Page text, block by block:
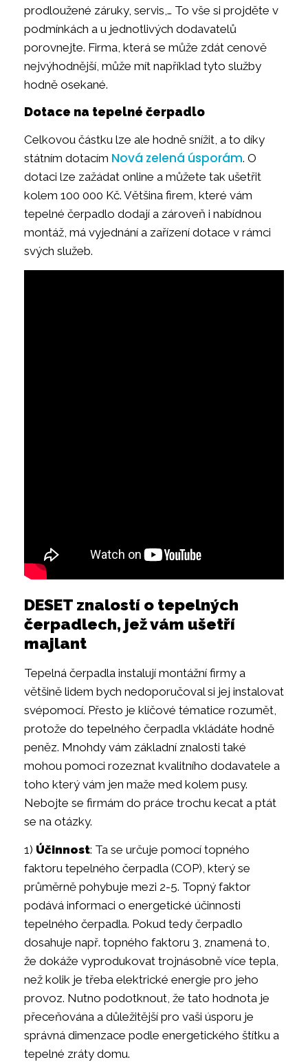
prodloužené záruky, servis,… To vše si projděte v
podmínkách a u jednotlivých dodavatelů
porovnejte. Firma, která se může zdát cenově
nejvýhodnější, může mít například tyto služby
hodně osekané.
Dotace na tepelné čerpadlo
Celkovou částku lze ale hodně snížit, a to díky
státním dotacím Nová zelená úsporám. O
dotaci lze zažádat online a můžete tak ušetřit
kolem 100 000 Kč. Většina firem, které vám
tepelné čerpadlo dodají a zároveň i nabídnou
montáž, má vyjednání a zařízení dotace v rámci
svých služeb.
DESET znalostí o tepelných
čerpadlech, jež vám ušetří
majlant
Tepelná čerpadla instalují montážní firmy a
většině lidem bych nedoporučoval si jej instalovat
svépomocí. Přesto je klíčové tématice rozumět,
protože do tepelného čerpadla vkládáte hodně
peněz. Mnohdy vám základní znalosti také
mohou pomoci rozeznat kvalitního dodavatele a
toho který vám jen maže med kolem pusy.
Nebojte se firmám do práce trochu kecat a ptát
se na otázky.
1) Účinnost: Ta se určuje pomocí topného
faktoru tepelného čerpadla (COP), který se
průměrně pohybuje mezi 2-5. Topný faktor
podává informaci o energetické účinnosti
tepelného čerpadla. Pokud tedy čerpadlo
dosahuje např. topného faktoru 3, znamená to,
že dokáže vyprodukovat trojnásobně více tepla,
než kolik je třeba elektrické energie pro jeho
provoz. Nutno podotknout, že tato hodnota je
přeceňována a důležitější pro vaši úsporu je
správná dimenzace podle energetického štítku a
tepelné zráty domu.